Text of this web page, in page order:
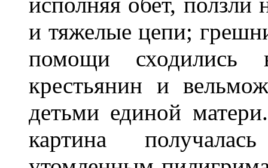
и тяжелые цепи;
помощи сходились
крестьянин и
детьми единой
картина